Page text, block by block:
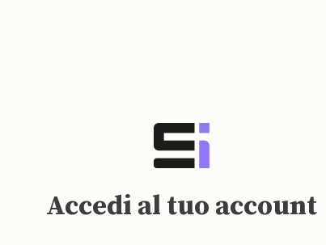
Accedi al tuo account